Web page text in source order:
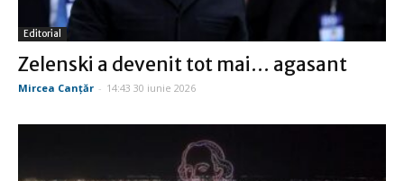
Editorial
Zelenski a devenit tot mai… agasant
Mircea Canţăr - 14:43 30 iunie 2026